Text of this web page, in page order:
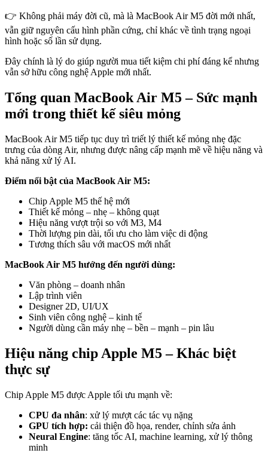
👉 Không phải máy đời cũ, mà là MacBook Air M5 đời mới nhất,
vẫn giữ nguyên cấu hình phần cứng, chỉ khác về tình trạng ngoại
hình hoặc số lần sử dụng.
Đây chính là lý do giúp người mua tiết kiệm chi phí đáng kể nhưng
vẫn sở hữu công nghệ Apple mới nhất.
Tổng quan MacBook Air M5 – Sức mạnh
mới trong thiết kế siêu mỏng
MacBook Air M5 tiếp tục duy trì triết lý thiết kế mỏng nhẹ đặc
trưng của dòng Air, nhưng được nâng cấp mạnh mẽ về hiệu năng và
khả năng xử lý AI.
Điểm nổi bật của MacBook Air M5:
Chip Apple M5 thế hệ mới
Thiết kế mỏng – nhẹ – không quạt
Hiệu năng vượt trội so với M3, M4
Thời lượng pin dài, tối ưu cho làm việc di động
Tương thích sâu với macOS mới nhất
MacBook Air M5 hướng đến người dùng:
Văn phòng – doanh nhân
Lập trình viên
Designer 2D, UI/UX
Sinh viên công nghệ – kinh tế
Người dùng cần máy nhẹ – bền – mạnh – pin lâu
Hiệu năng chip Apple M5 – Khác biệt
thực sự
Chip Apple M5 được Apple tối ưu mạnh về:
CPU đa nhân: xử lý mượt các tác vụ nặng
GPU tích hợp: cải thiện đồ họa, render, chỉnh sửa ảnh
Neural Engine: tăng tốc AI, machine learning, xử lý thông
minh